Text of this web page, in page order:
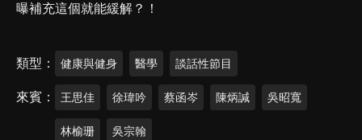
曝補充這個就能緩解？！
類型 健康與健身 醫學 談話性節目
來賓 王思佳 徐瑋吟 蔡函岑 陳炳諴 吳昭寬
林榆珊 吳宗翰